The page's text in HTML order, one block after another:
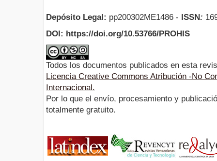
Depósito Legal: pp200302ME1486 - ISSN:
DOI: https://doi.org/10.53766/PROHIS
Todos los documentos publicados en esta
Licencia Creative Commons Atribución -No
Internacional.
Por lo que el envío, procesamiento y
totalmente gratuito.